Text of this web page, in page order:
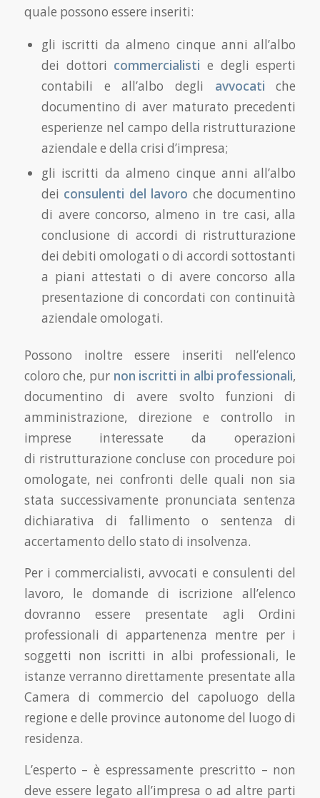
quale possono essere inseriti:
gli iscritti da almeno cinque anni all’albo
dei dottori commercialisti e degli esperti
contabili e all’albo degli avvocati che
documentino di aver maturato precedenti
esperienze nel campo della ristrutturazione
aziendale e della crisi d’impresa;
gli iscritti da almeno cinque anni all’albo
dei consulenti del lavoro che documentino
di avere concorso, almeno in tre casi, alla
conclusione di accordi di ristrutturazione
dei debiti omologati o di accordi sottostanti
a piani attestati o di avere concorso alla
presentazione di concordati con continuità
aziendale omologati.
Possono inoltre essere inseriti nell’elenco
coloro che, pur non iscritti in albi professionali,
documentino di avere svolto funzioni di
amministrazione, direzione e controllo in
imprese interessate da operazioni
di ristrutturazione concluse con procedure poi
omologate, nei confronti delle quali non sia
stata successivamente pronunciata sentenza
dichiarativa di fallimento o sentenza di
accertamento dello stato di insolvenza.
Per i commercialisti, avvocati e consulenti del
lavoro, le domande di iscrizione all’elenco
dovranno essere presentate agli Ordini
professionali di appartenenza mentre per i
soggetti non iscritti in albi professionali, le
istanze verranno direttamente presentate alla
Camera di commercio del capoluogo della
regione e delle province autonome del luogo di
residenza.
L’esperto – è espressamente prescritto – non
deve essere legato all’impresa o ad altre parti